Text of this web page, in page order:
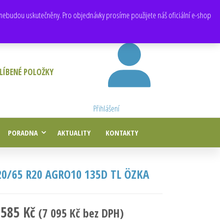
uskutečněny. Pro objednávky prosíme použijete náš oficiální e-shop
POLOŽKY
Přihlášení
PORADNA AKTUALITY KONTAKTY
65 R20 AGRO10 135D TL ÖZKA
Kč (7 095 Kčbez DPH)